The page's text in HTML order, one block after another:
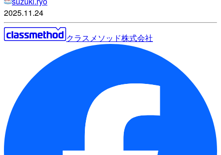
2025.11.24
クラスメソッド株式会社